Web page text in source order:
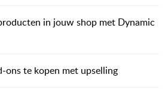
in jouw shop met Dynamic
ons te kopen met upselling